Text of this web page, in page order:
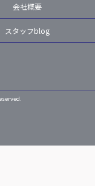
会社概要
スタッフblog